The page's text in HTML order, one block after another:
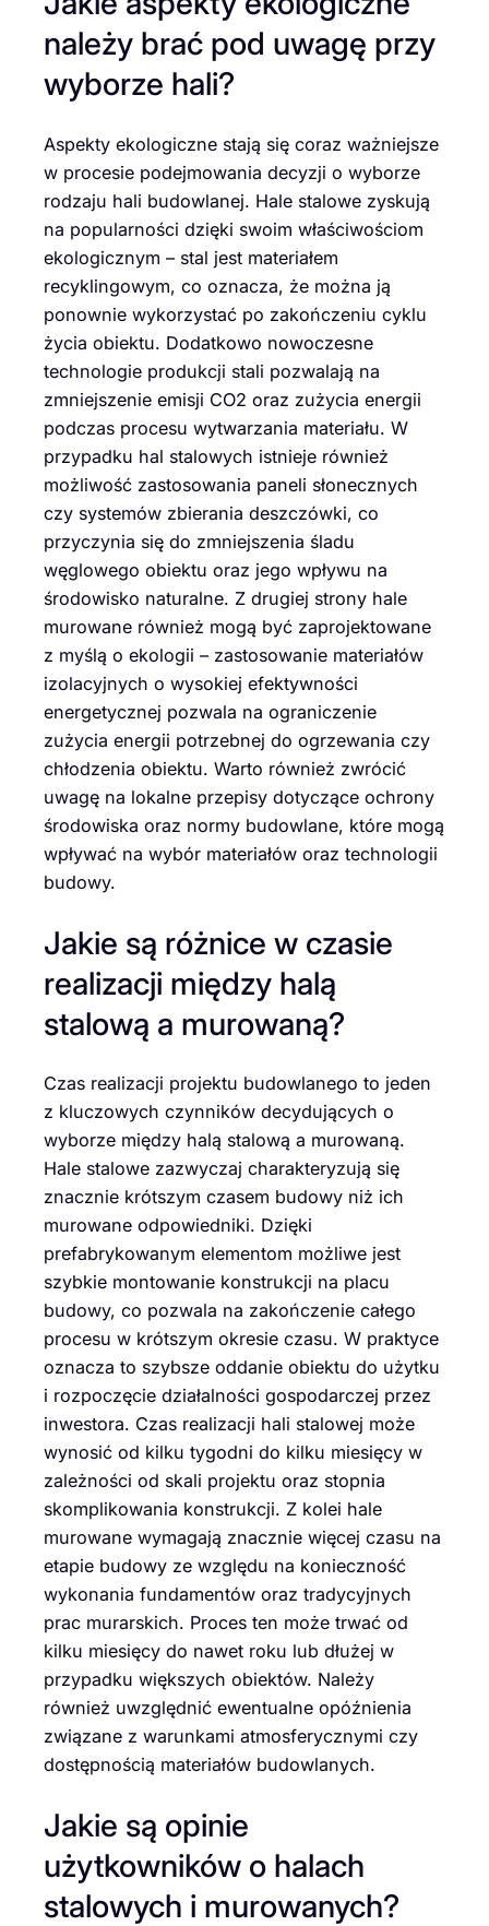
należy brać pod uwagę przy
wyborze hali?
Aspekty ekologiczne stają się coraz ważniejsze
w procesie podejmowania decyzji o wyborze
rodzaju hali budowlanej. Hale stalowe zyskują
na popularności dzięki swoim właściwościom
ekologicznym – stal jest materiałem
recyklingowym, co oznacza, że można ją
ponownie wykorzystać po zakończeniu cyklu
życia obiektu. Dodatkowo nowoczesne
technologie produkcji stali pozwalają na
zmniejszenie emisji CO2 oraz zużycia energii
podczas procesu wytwarzania materiału. W
przypadku hal stalowych istnieje również
możliwość zastosowania paneli słonecznych
czy systemów zbierania deszczówki, co
przyczynia się do zmniejszenia śladu
węglowego obiektu oraz jego wpływu na
środowisko naturalne. Z drugiej strony hale
murowane również mogą być zaprojektowane
z myślą o ekologii – zastosowanie materiałów
izolacyjnych o wysokiej efektywności
energetycznej pozwala na ograniczenie
zużycia energii potrzebnej do ogrzewania czy
chłodzenia obiektu. Warto również zwrócić
uwagę na lokalne przepisy dotyczące ochrony
środowiska oraz normy budowlane, które mogą
wpływać na wybór materiałów oraz technologii
budowy.
Jakie są różnice w czasie
realizacji między halą
stalową a murowaną?
Czas realizacji projektu budowlanego to jeden
z kluczowych czynników decydujących o
wyborze między halą stalową a murowaną.
Hale stalowe zazwyczaj charakteryzują się
znacznie krótszym czasem budowy niż ich
murowane odpowiedniki. Dzięki
prefabrykowanym elementom możliwe jest
szybkie montowanie konstrukcji na placu
budowy, co pozwala na zakończenie całego
procesu w krótszym okresie czasu. W praktyce
oznacza to szybsze oddanie obiektu do użytku
i rozpoczęcie działalności gospodarczej przez
inwestora. Czas realizacji hali stalowej może
wynosić od kilku tygodni do kilku miesięcy w
zależności od skali projektu oraz stopnia
skomplikowania konstrukcji. Z kolei hale
murowane wymagają znacznie więcej czasu na
etapie budowy ze względu na konieczność
wykonania fundamentów oraz tradycyjnych
prac murarskich. Proces ten może trwać od
kilku miesięcy do nawet roku lub dłużej w
przypadku większych obiektów. Należy
również uwzględnić ewentualne opóźnienia
związane z warunkami atmosferycznymi czy
dostępnością materiałów budowlanych.
Jakie są opinie
użytkowników o halach
stalowych i murowanych?